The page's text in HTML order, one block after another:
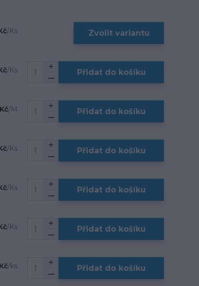
/Ks Zvolit variantu
/Ks Přidat do košíku
/M Přidat do košíku
/Ks Přidat do košíku
/Ks Přidat do košíku
/Ks Přidat do košíku
/ks Přidat do košíku